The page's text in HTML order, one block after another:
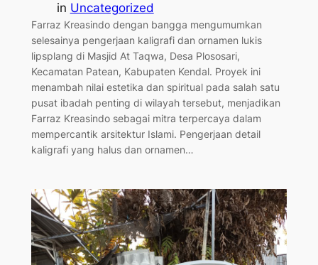
in Uncategorized
Farraz Kreasindo dengan bangga mengumumkan
selesainya pengerjaan kaligrafi dan ornamen lukis
lipsplang di Masjid At Taqwa, Desa Plososari,
Kecamatan Patean, Kabupaten Kendal. Proyek ini
menambah nilai estetika dan spiritual pada salah satu
pusat ibadah penting di wilayah tersebut, menjadikan
Farraz Kreasindo sebagai mitra terpercaya dalam
mempercantik arsitektur Islami. Pengerjaan detail
kaligrafi yang halus dan ornamen…